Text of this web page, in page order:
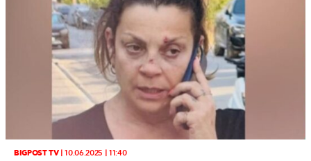
BIGPOST TV|10.06.2025 | 11:40